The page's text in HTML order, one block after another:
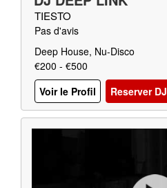
TIESTO
Pas d'avis
Deep House, Nu-Disco
€200 - €500
Voir le Profil
Reserver DJ